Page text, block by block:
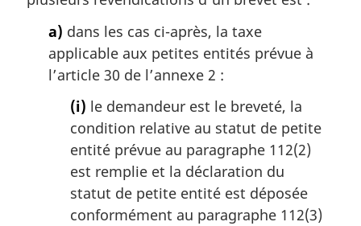
r
a) dans les cas ci-après, la taxe
applicable aux petites entités prévue à
l’article 30 de l’annexe 2 :
(i) le demandeur est le breveté, la
condition relative au statut de petite
entité prévue au paragraphe 112(2)
est remplie et la déclaration du
statut de petite entité est déposée
conformément au paragraphe 112(3)